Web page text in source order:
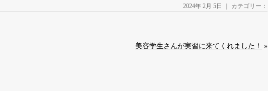
2024年 2月 5日 ｜ カテゴリー：
美容学生さんが実習に来てくれました！ »